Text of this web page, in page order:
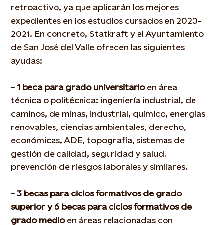
retroactivo, ya que aplicarán los mejores
expedientes en los estudios cursados en 2020-
2021. En concreto, Statkraft y el Ayuntamiento
de San José del Valle ofrecen las siguientes
ayudas:
- 1 beca para grado universitarioen área
técnica o politécnica: ingeniería industrial, de
caminos, de minas, industrial, químico, energías
renovables, ciencias ambientales, derecho,
económicas, ADE, topografía, sistemas de
gestión de calidad, seguridad y salud,
prevención de riesgos laborales y similares.
- 3 becas para ciclos formativos de grado
superior y 6 becas para ciclos formativos de
grado medioen áreas relacionadas con